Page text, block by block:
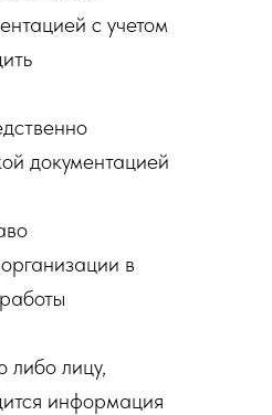
с учетом
документацией
в
либо лицу,
информация